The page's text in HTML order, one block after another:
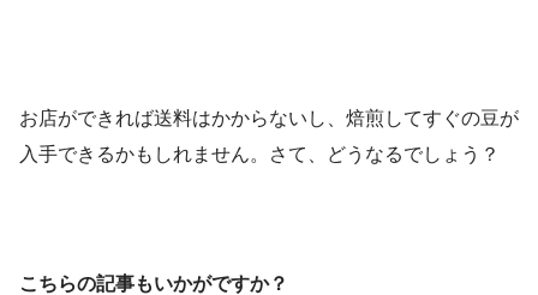
お店ができれば送料はかからないし、焙煎してすぐの豆が
入手できるかもしれません。さて、どうなるでしょう？
こちらの記事もいかがですか？